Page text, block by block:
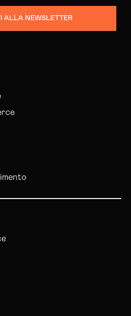
Google Ads Olbia Tempio
Olbia Tempio
Olbia Tempio
Olbia Tempio
Olbia Tempio
Tempio
ALLA NEWSLETTER